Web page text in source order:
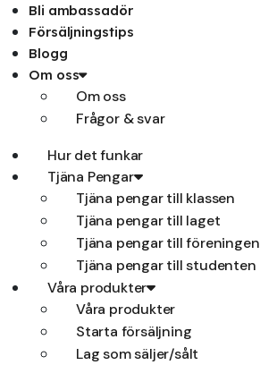
Bli ambassadör
Försäljningstips
Blogg
Om oss
Om oss
Frågor & svar
Hur det funkar
Tjäna Pengar
Tjäna pengar till klassen
Tjäna pengar till laget
Tjäna pengar till föreningen
Tjäna pengar till studenten
Våra produkter
Våra produkter
Starta försäljning
Lag som säljer/sålt